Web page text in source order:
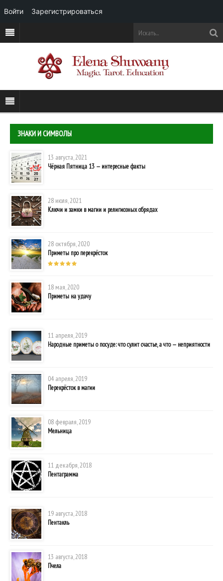
ЗНАКИ И СИМВОЛЫ
13 августа, 2021
Чёрная Пятница 13 — интересные факты
28 июля, 2021
Ключи и замки в магии и религиозных обрядах
28 октября, 2020
Приметы про перекрёсток
18 мая, 2020
Приметы на удачу
11 апреля, 2019
Народные приметы о посуде: что сулит счастье, а что — неприятности
04 апреля, 2019
Перекрёсток в магии
08 февраля, 2019
Мельница
11 декабря, 2018
Пентаграмма
19 августа, 2018
Пентакль
13 августа, 2018
Пчела
Войти Зарегистрироваться